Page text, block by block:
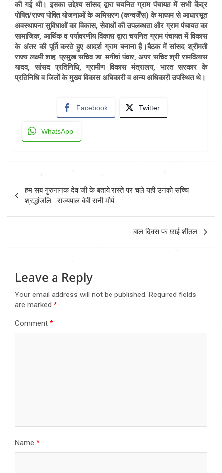
की गई थी। इसका उद्देश्य सांसद द्वारा चयनित ग्राम पंचायत में सभी केंद्र
पोषित/राज्य पोषित योजनाओं के अभिसरण (कन्वर्जेंस) के माध्यम से आधारभूत
अवस्थापना सुविधाओं का विकास, सेवाओं की उपलब्धता और ग्राम पंचायत का
सामाजिक, आर्थिक व पर्यावरणीय विकास द्वारा चयनित ग्राम पंचायत में विकास
के अंतर की पूर्ति करते हुए आदर्श ग्राम बनाना है।बैठक में सांसद श्रीमती
राज्य लक्ष्मी शाह, प्रमुख सचिव डा. मनीषां पंवार, अपर सचिव श्री रामविलास
यादव, सांसद प्रतिनिधि, ग्रामीण विकास मंत्रालय, भारत सरकार के
प्रतिनिधि व जिलों के मुख्य विकास अधिकारी व अन्य अधिकारी उपस्थित थे।
Facebook Twitter
WhatsApp
navigation
हम सब गुरुनानक देव जी के बताये रास्ते पर चले यही उनको सच्चि
श्रद्धांजलि …राज्यपाल बेबी रानी मौर्य
बाल दिवस पर छाई शीतल
Leave a Reply
Your email address will not be published. Required fields
are marked *
Comment *
Name *